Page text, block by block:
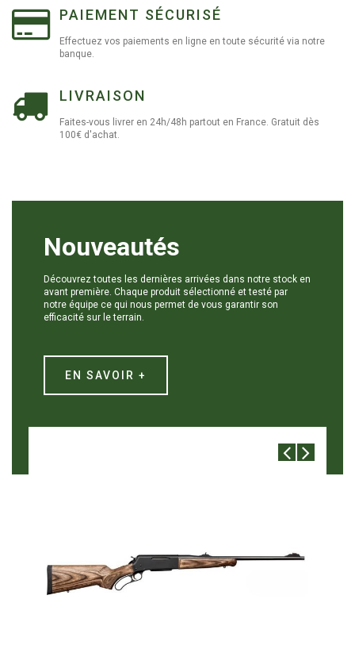
PAIEMENT SÉCURISÉ
Effectuez vos paiements en ligne en toute sécurité via notre
banque.
LIVRAISON
Faites-vous livrer en 24h/48h partout en France. Gratuit dès
100€ d'achat.
Nouveautés
Découvrez toutes les dernières arrivées dans notre stock en
avant première. Chaque produit sélectionné et testé par
notre équipe ce qui nous permet de vous garantir son
efficacité sur le terrain.
EN SAVOIR +